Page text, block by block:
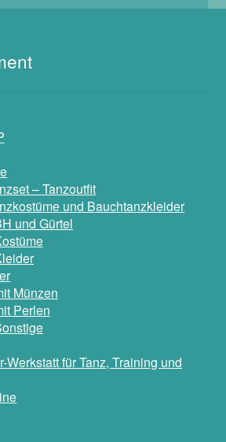
– Tanzoutfit
und Bauchtanzkleider
und Gürtel
Münzen
Perlen
Werkstatt für Tanz, Training und